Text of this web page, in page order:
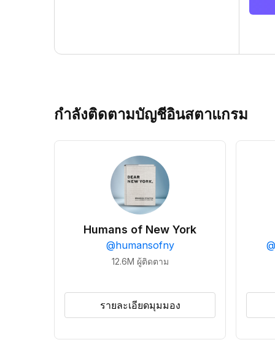
กำลังติดตามบัญชีอินสตาแกรม
Humans of New York
@humansofny
12.6M ผู้ติดตาม
รายละเอียดมุมมอง
@